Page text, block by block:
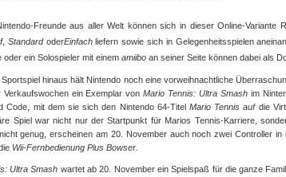
Freunde aus aller Welt können sich in dieser Online-Variante
, Standard oderEinfach liefern sowie sich in Gelegenheitsspielen
oder ein Solospieler mit einem amiibo an seiner Seite können dabei als
hinaus hält Nintendo noch eine vorweihnachtliche
ein Exemplar von Mario Tennis: Ultra Smash im
Code, mit dem sie sich den Nintendo 64-Titel Mario Tennis auf die
Spiel war nicht nur der Startpunkt für Marios Tennis-Karriere,
genug, erscheinen am 20. November auch noch zwei Controller in
Wii-Fernbedienung Plus Bowser
Ultra Smash wartet ab 20. November ein Spielspaß für die ganze